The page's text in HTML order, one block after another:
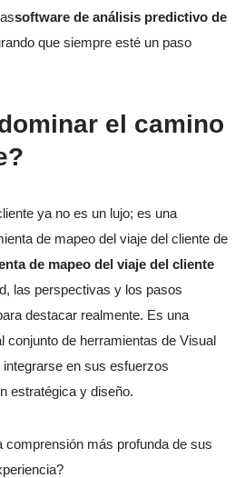
software de análisis predictivo de
que siempre esté un paso
el camino
ya no es un lujo; es una
de mapeo del viaje del cliente de
de mapeo del viaje del cliente
las perspectivas y los pasos
destacar realmente. Es una
conjunto de herramientas de Visual
en sus esfuerzos
estratégica y diseño.
comprensión más profunda de sus